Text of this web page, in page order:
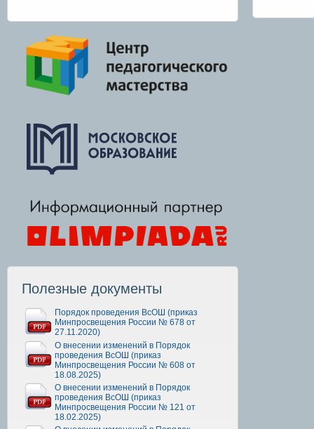
Полезные документы
Порядок проведения ВсОШ (приказ
Минпросвещения России № 678 от
27.11.2020)
О внесении изменений в Порядок
проведения ВсОШ (приказ
Минпросвещения России № 608 от
18.08.2025)
О внесении изменений в Порядок
проведения ВсОШ (приказ
Минпросвещения России № 121 от
18.02.2025)